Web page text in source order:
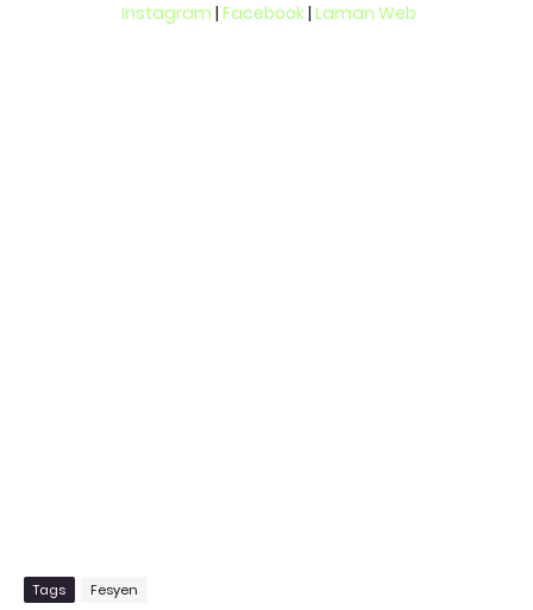
Instagram | Facebook | Laman Web
Tags Fesyen